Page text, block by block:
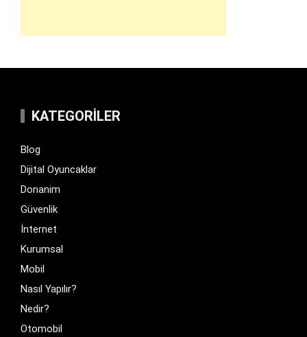
KATEGORILER
Blog
Dijital Oyuncaklar
Donanim
Güvenlik
İnternet
Kurumsal
Mobil
Nasıl Yapılır?
Nedir?
Otomobil